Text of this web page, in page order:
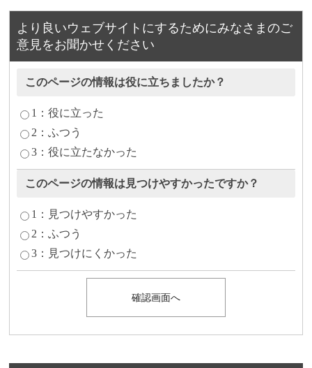
より良いウェブサイトにするためにみなさまのご
意見をお聞かせください
このページの情報は役に立ちましたか？
1：役に立った
2：ふつう
3：役に立たなかった
このページの情報は見つけやすかったですか？
1：見つけやすかった
2：ふつう
3：見つけにくかった